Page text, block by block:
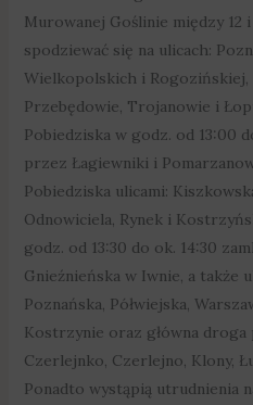
Murowanej Goślinie między 12
spodziewać się na ulicach:
Wielkopolskich i Rogozińskiej,
Przebędowie, Trojanowie i
Pobiedziska w godz. od 13:00
przez Łagiewniki i
Pobiedziska ulicami:
Odnowiciela, Rynek i
godz. od 13:30 do ok. 14:30
Gnieźnieńska w Iwnie, a także
Poznańska, Półwiejska,
Kostrzynie oraz główna droga
Czerlejnko, Czerlejno, Klony,
Ponadto wystąpią utrudnienia